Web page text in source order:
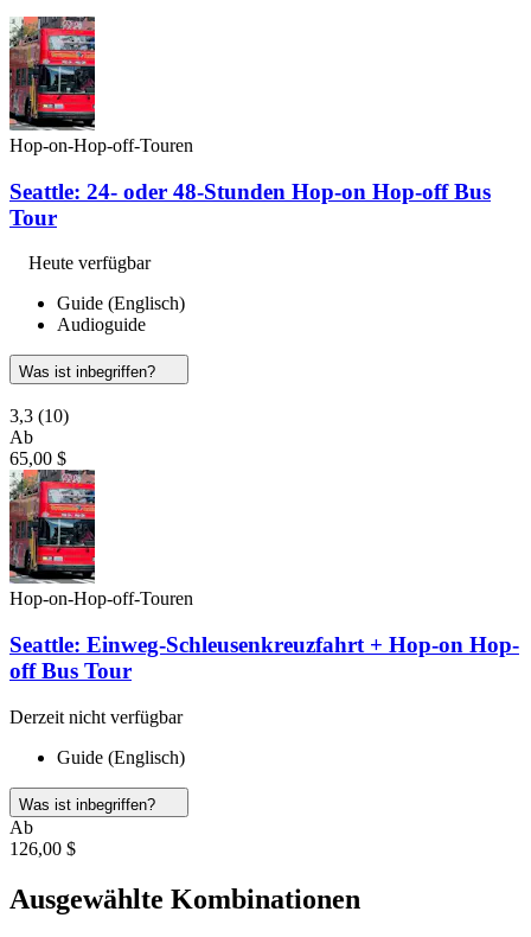
Hop-on-Hop-off-Touren
Seattle: 24- oder 48-Stunden Hop-on Hop-off Bus
Tour
Heute verfügbar
Guide (Englisch)
Audioguide
Was ist inbegriffen?
3,3 (10)
Ab
65,00 $
Hop-on-Hop-off-Touren
Seattle: Einweg-Schleusenkreuzfahrt + Hop-on Hop-
off Bus Tour
Derzeit nicht verfügbar
Guide (Englisch)
Was ist inbegriffen?
Ab
126,00 $
Ausgewählte Kombinationen